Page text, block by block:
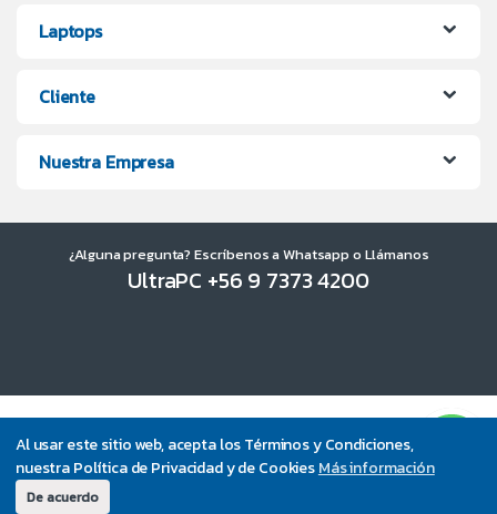
Al usar este sitio web, acepta los Términos y Condiciones,
nuestra Política de Privacidad y de CookiesMás información
De acuerdo
Laptops
Cliente
Nuestra Empresa
¿Alguna pregunta? Escríbenos a Whatsapp o Llámanos
UltraPC +56 9 7373 4200